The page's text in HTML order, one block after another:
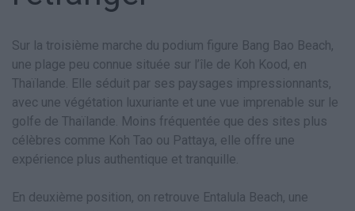
Sur la troisième marche du podium figure Bang Bao Beach,
une plage peu connue située sur l’île de Koh Kood, en
Thaïlande. Elle séduit par ses paysages impressionnants,
avec une végétation luxuriante et une vue imprenable sur le
golfe de Thaïlande. Moins fréquentée que des sites plus
célèbres comme Koh Tao ou Pattaya, elle offre une
expérience plus authentique et tranquille.
En deuxième position, on retrouve Entalula Beach, une